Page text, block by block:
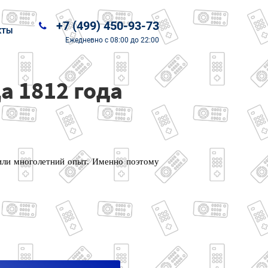
+7 (499) 450-93-73
Ежедневно с 08:00 до 22:00
1812 года
многолетний опыт. Именно поэтому